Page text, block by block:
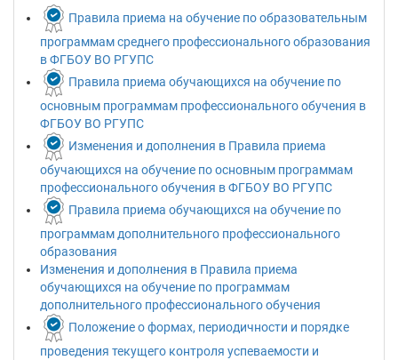
Правила приема на обучение по образовательным
программам среднего профессионального образования
в ФГБОУ ВО РГУПС
Правила приема обучающихся на обучение по
основным программам профессионального обучения в
ФГБОУ ВО РГУПС
Изменения и дополнения в Правила приема
обучающихся на обучение по основным программам
профессионального обучения в ФГБОУ ВО РГУПС
Правила приема обучающихся на обучение по
программам дополнительного профессионального
образования
Изменения и дополнения в Правила приема
обучающихся на обучение по программам
дополнительного профессионального обучения
Положение о формах, периодичности и порядке
проведения текущего контроля успеваемости и